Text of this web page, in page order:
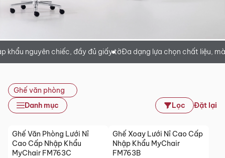
khẩu nguyên chiếc, đầy đủ giấy tờĐa dạng lựa chọn chất liệu,
Ghế văn phòng
Danh mục
Lọc Đặt lại
Ghế Văn Phòng Lưới Nỉ
Cao Cấp Nhập Khẩu
MyChair FM763C
Ghế Xoay Lưới Nỉ Cao Cấp
Nhập Khẩu MyChair
FM763B